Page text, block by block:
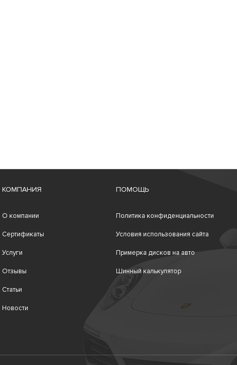
КОМПАНИЯ
О компании
Сертификаты
Услуги
Отзывы
Статьи
Новости
ПОМОЩЬ
Политика конфиденциальности
Условия использования сайта
Примерка дисков на авто
Шинный калькулятор